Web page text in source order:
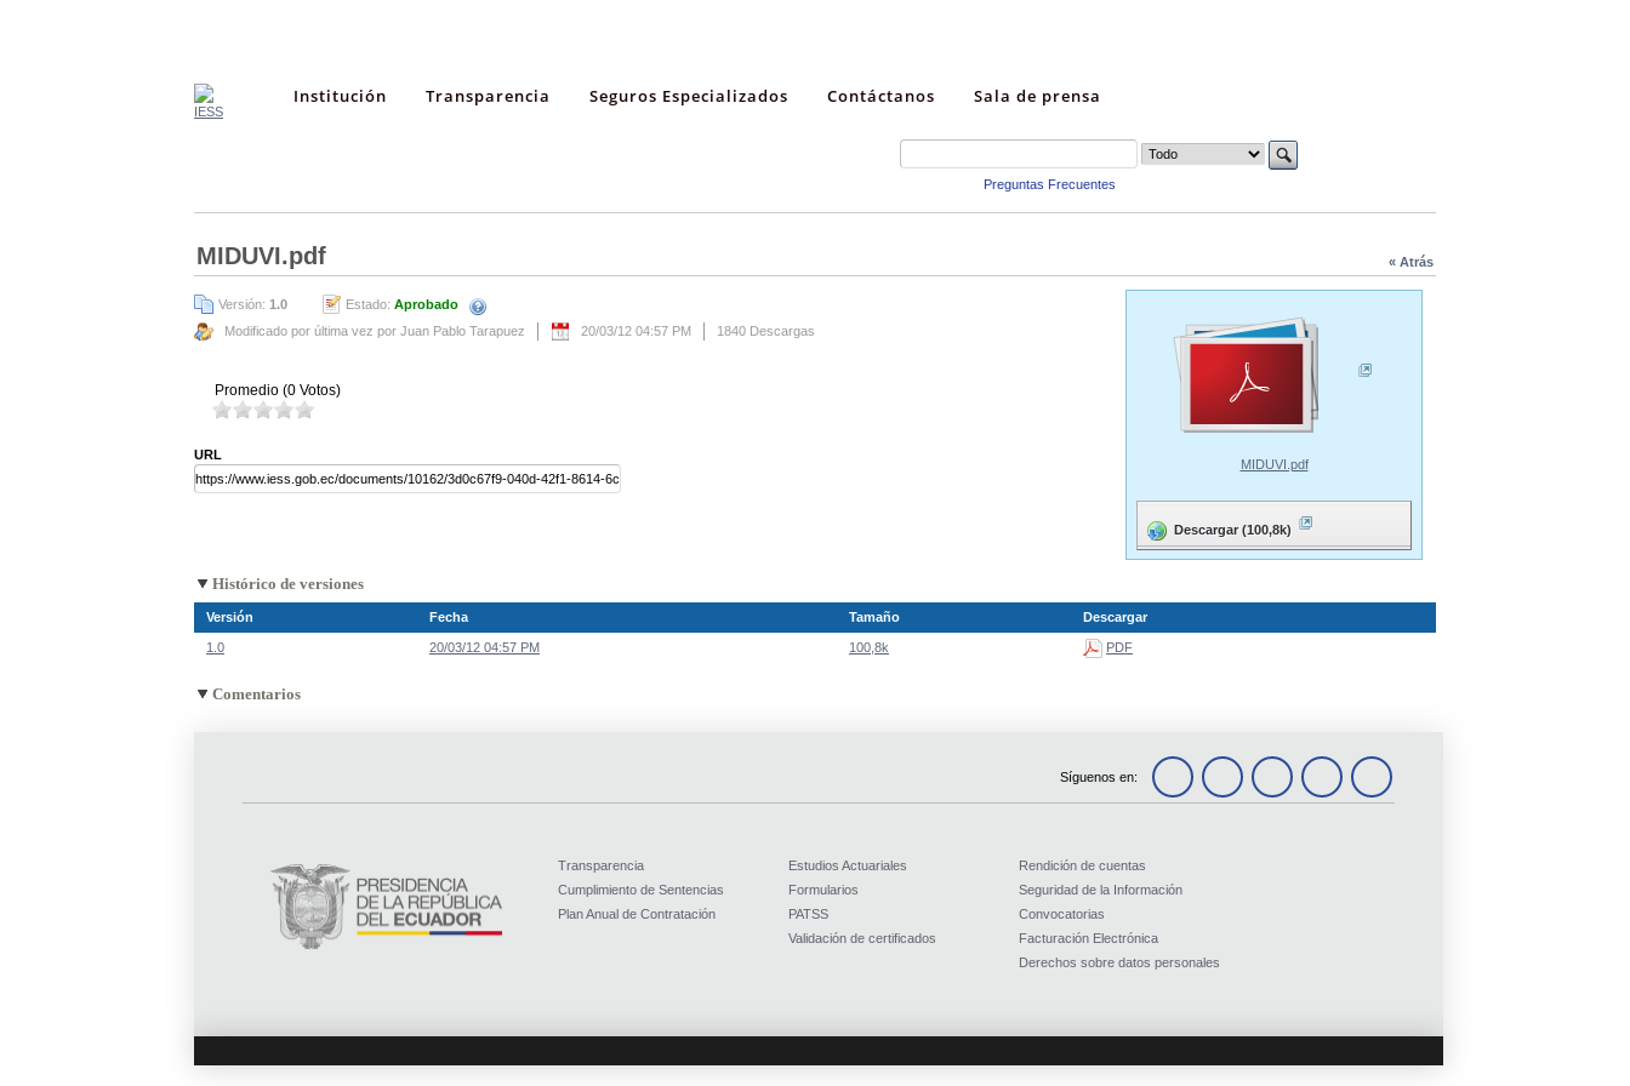
Institución Transparencia Seguros Especializados Contáctanos Sala de prensa
Preguntas Frecuentes
« Atrás
MIDUVI.pdf
Versión: 1.0 Estado: Aprobado
Modificado por última vez por Juan Pablo Tarapuez
20/03/12 04:57 PM 1840 Descargas
Promedio (0 Votos)
URL
MIDUVI.pdf
Descargar (100,8k)
Histórico de versiones
Versión Fecha Tamaño Descargar
1.0 20/03/12 04:57 PM 100,8k PDF
Comentarios
Síguenos en:
Transparencia
Cumplimiento de Sentencias
Plan Anual de Contratación
Estudios Actuariales
Formularios
PATSS
Validación de certificados
Rendición de cuentas
Seguridad de la Información
Convocatorias
Facturación Electrónica
Derechos sobre datos personales